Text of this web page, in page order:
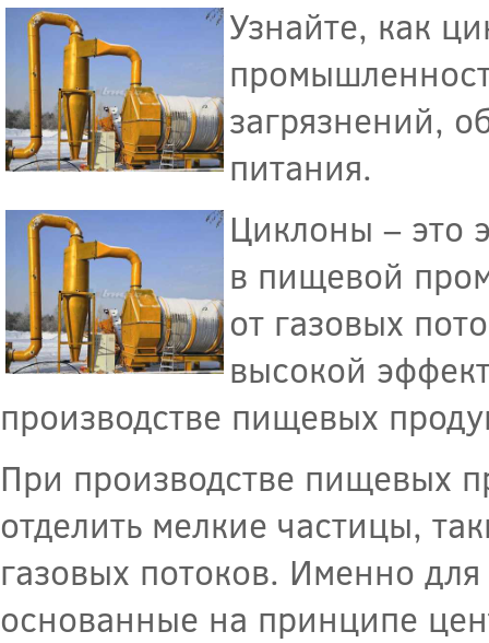
Узнайте, как
загрязнений,
питания.
Циклоны – это
в пищевой
от газовых
высокой
производстве пищевых
При производстве пищевых
отделить мелкие частицы,
газовых потоков. Именно
основанные на принципе